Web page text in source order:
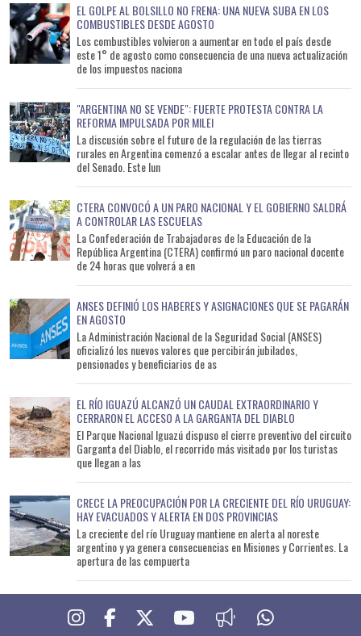
EL GOLPE AL BOLSILLO NO FRENA: UNA NUEVA SUBA EN LOS
COMBUSTIBLES DESDE AGOSTO
Los combustibles volvieron a aumentar en todo el país desde
este 1° de agosto como consecuencia de una nueva actualización
de los impuestos naciona
"ARGENTINA NO SE VENDE": FUERTE PROTESTA CONTRA LA
REFORMA IMPULSADA POR MILEI
La discusión sobre el futuro de la regulación de las tierras
rurales en Argentina comenzó a escalar antes de llegar al recinto
del Senado. Este lun
CTERA CONVOCÓ A UN PARO NACIONAL Y EL GOBIERNO SALDRÁ
A CONTROLAR LAS ESCUELAS
La Confederación de Trabajadores de la Educación de la
República Argentina (CTERA) confirmó un paro nacional docente
de 24 horas que volverá a en
ANSES DEFINIÓ LOS HABERES Y ASIGNACIONES QUE SE PAGARÁN
EN AGOSTO
La Administración Nacional de la Seguridad Social (ANSES)
oficializó los nuevos valores que percibirán jubilados,
pensionados y beneficiarios de as
EL RÍO IGUAZÚ ALCANZÓ UN CAUDAL EXTRAORDINARIO Y
CERRARON EL ACCESO A LA GARGANTA DEL DIABLO
El Parque Nacional Iguazú dispuso el cierre preventivo del circuito
Garganta del Diablo, el recorrido más visitado por los turistas
que llegan a las
CRECE LA PREOCUPACIÓN POR LA CRECIENTE DEL RÍO URUGUAY:
HAY EVACUADOS Y ALERTA EN DOS PROVINCIAS
La creciente del río Uruguay mantiene en alerta al noreste
argentino y ya genera consecuencias en Misiones y Corrientes. La
apertura de las compuerta